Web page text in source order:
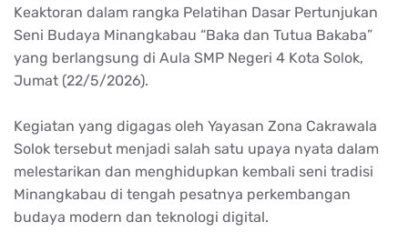
Keaktoran dalam rangka Pelatihan Dasar Pertunjukan
Seni Budaya Minangkabau “Baka dan Tutua Bakaba”
yang berlangsung di Aula SMP Negeri 4 Kota Solok,
Jumat (22/5/2026).
Kegiatan yang digagas oleh Yayasan Zona Cakrawala
Solok tersebut menjadi salah satu upaya nyata dalam
melestarikan dan menghidupkan kembali seni tradisi
Minangkabau di tengah pesatnya perkembangan
budaya modern dan teknologi digital.